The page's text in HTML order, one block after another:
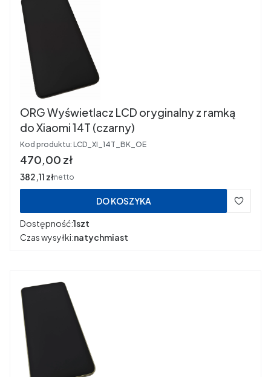
ORG Wyświetlacz LCD oryginalny z ramką
do Xiaomi 14T (czarny)
Kod produktu: LCD_XI_14T_BK_OE
Cena
470,00 zł
Cena
382,11 złnetto
DO KOSZYKA
Dostępność:1szt
Czas wysyłki:natychmiast